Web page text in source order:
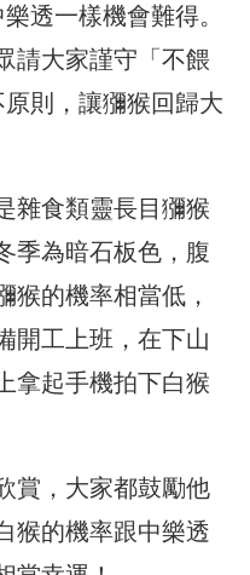
透一樣機會難得。
請大家謹守「不餵
則，讓獼猴回歸大
雜食類靈長目獼猴
季為暗石板色，腹
猴的機率相當低，
開工上班，在下山
拿起手機拍下白猴
賞，大家都鼓勵他
猴的機率跟中樂透